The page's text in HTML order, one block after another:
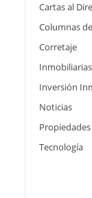
Cartas al
Columnas
Corretaje
Inmobiliarias
Inversión
Noticias
Propiedades
Tecnología